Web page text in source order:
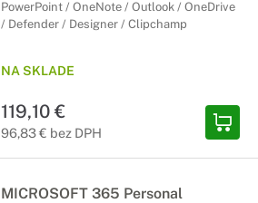
PowerPoint / OneNote / Outlook / OneDrive
/ Defender / Designer / Clipchamp
NA SKLADE
119,10 €
96,83 € bez DPH
MICROSOFT 365 Personal